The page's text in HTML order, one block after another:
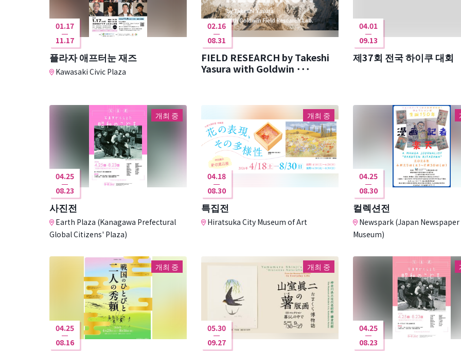
01.17
11.17
플라자 애프터눈 재즈
Kawasaki Civic Plaza
02.16
08.31
FIELD RESEARCH by Takeshi
Yasura with Goldwin ･･･
04.01
09.13
제37회 전국 하이쿠 대회
개최 중
04.25
08.23
사진전
Earth Plaza (Kanagawa Prefectural
Global Citizens' Plaza)
개최 중
04.18
08.30
특집전
Hiratsuka City Museum of Art
04.25
08.30
컬렉션전
Newspark (Japan Newspaper
Museum)
개최 중
04.25
08.16
개최 중
05.30
09.27
04.25
08.23